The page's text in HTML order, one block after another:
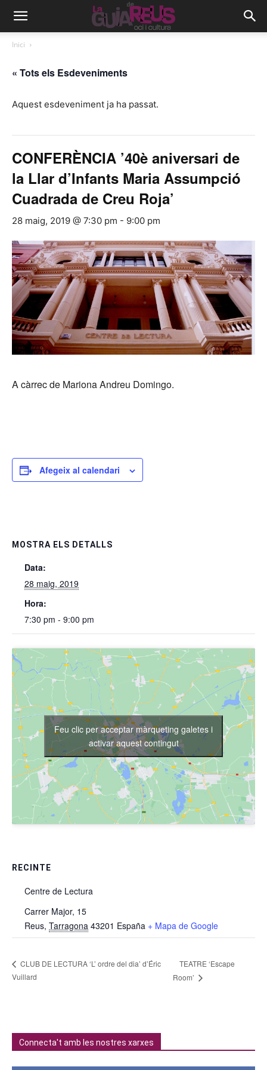
Inici
« Tots els Esdeveniments
Aquest esdeveniment ja ha passat.
CONFERÈNCIA ’40è aniversari de
la Llar d’Infants Maria Assumpció
Cuadrada de Creu Roja’
28 maig, 2019 @ 7:30 pm - 9:00 pm
A càrrec de Mariona Andreu Domingo.
Afegeix al calendari
MOSTRA ELS DETALLS
Data:
28 maig, 2019
Hora:
7:30 pm - 9:00 pm
RECINTE
Centre de Lectura
Carrer Major, 15
Reus, Tarragona 43201 España + Mapa de Google
Feu clic per acceptar màrqueting galetes i
activar aquest contingut
CLUB DE LECTURA ‘L’ ordre del dia’ d’Éric
Vuillard
TEATRE ‘Escape
Room’
Connecta't amb les nostres xarxes